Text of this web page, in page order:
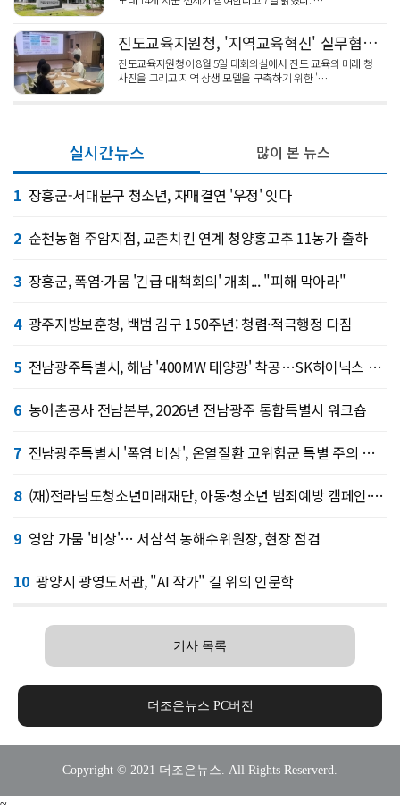
진도교육지원청, '지역교육혁신' 실무협의체 개최
진도교육지원청이 8월 5일 대회의실에서 진도 교육의 미래 청
사진을 그리고 지역 상생 모델을 구축하기 위한 '…
실시간뉴스
1 장흥군-서대문구 청소년, 자매결연 '우정' 잇다
2 순천농협 주암지점, 교촌치킨 연계 청양홍고추 11농가 출하
3 장흥군, 폭염·가뭄 '긴급 대책회의' 개최... "피해 막아라"
4 광주지방보훈청, 백범 김구 150주년: 청렴·적극행정 다짐
5 전남광주특별시, 해남 '400MW 태양광' 착공…SK하이닉스 공급
6 농어촌공사 전남본부, 2026년 전남광주 통합특별시 워크숍
7 전남광주특별시 '폭염 비상', 온열질환 고위험군 특별 주의 당부
8 (재)전라남도청소년미래재단, 아동·청소년 범죄예방 캠페인·연합 아웃리치
9 영암 가뭄 '비상'… 서삼석 농해수위원장, 현장 점검
10 광양시 광영도서관, "AI 작가" 길 위의 인문학
많이 본 뉴스
기사 목록
더조은뉴스 PC버전
Copyright © 2021 더조은뉴스. All Rights Reserverd.
~